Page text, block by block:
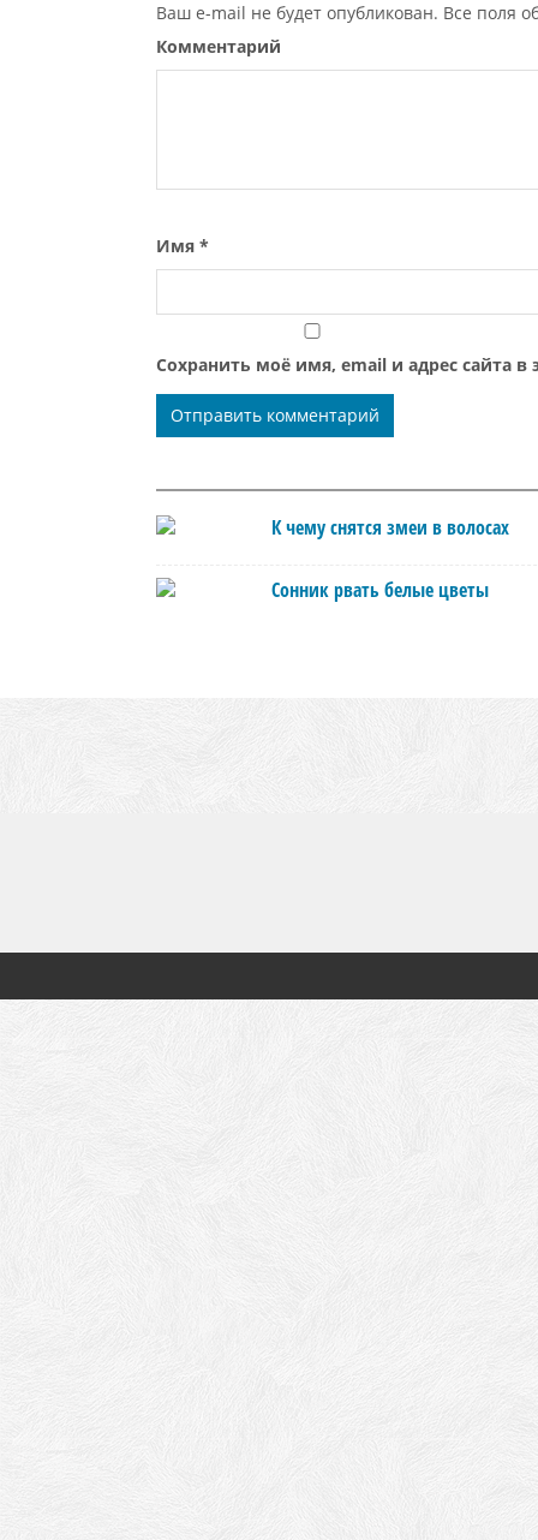
Ваш e-mail не будет опубликован. Все поля
Комментарий
Имя *
Сохранить моё имя, email и адрес сайта
К чему снятся змеи в волосах
Сонник рвать белые цветы